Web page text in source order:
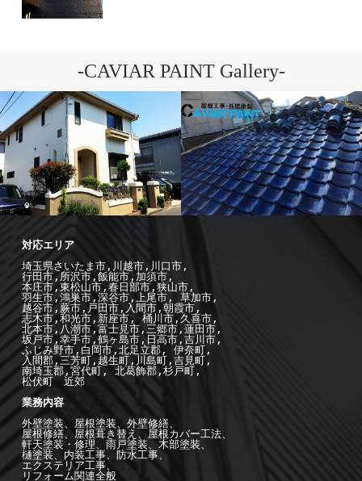
-CAVIAR PAINT Gallery-
-施工例-- 外 -施工例-- 屋
装リフ
埼玉県さいたま市,川越市,川口市,
行田市,所沢市,飯能市,加須市,
本庄市,東松山市,春日部市,狭山市,
羽生市,鴻巣市,深谷市,上尾市, 草加市,
越谷市,蕨市,戸田市,入間市,朝霞市,
志木市,和光市,新座市, 桶川市,久喜市,
北本市,八潮市,富士見市,三郷市,蓮田市,
坂戸市,幸手市,鶴ヶ島市,日高市,吉川市,
ふじみ野市,白岡市,北足立郡, 伊奈町,
入間郡,三芳町,越生町,川島町,吉見町,
南埼玉郡,宮代町, 北葛飾郡,杉戸町,
松伏町　近郊
業務内容
外壁塗装、屋根塗装、外壁修繕、
屋根修繕、屋根葺き替え、屋根カバー工法、
軒天塗装・修理、雨戸塗装、木部塗装、
樋塗装、内装工事、防水工事、
エクステリア工事、
リフォーム関連全般